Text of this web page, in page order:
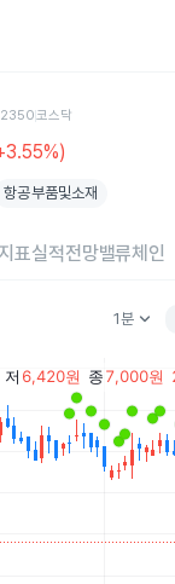
코스닥
항공부품및소재
표실적전망밸류체인
1분keyboard_arrow_down